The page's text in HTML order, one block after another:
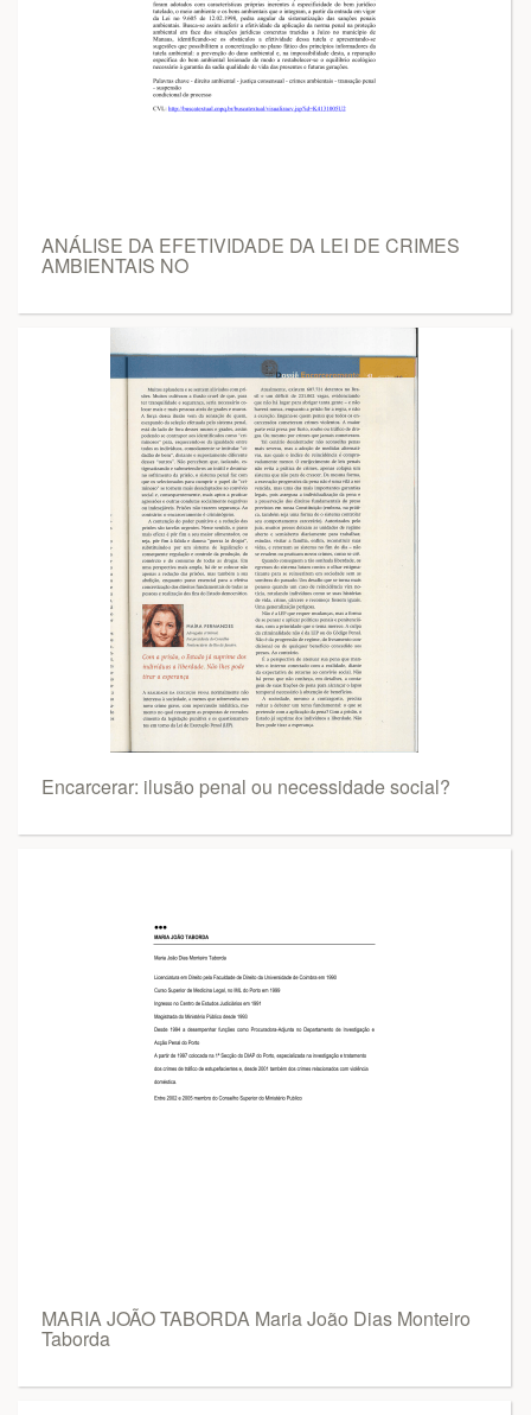
ANÁLISE DA EFETIVIDADE DA LEI DE CRIMES
AMBIENTAIS NO
Encarcerar: ilusão penal ou necessidade social?
MARIA JOÃO TABORDA Maria João Dias Monteiro
Taborda